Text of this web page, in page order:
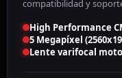
compatibilidad y
High Performance
5 Megapíxel
Lente varifocal